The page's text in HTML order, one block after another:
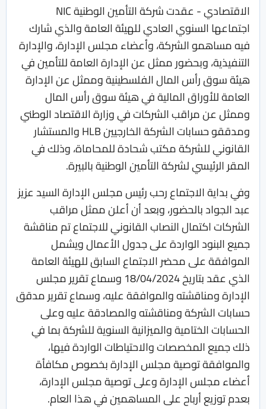
الاقتصادي - عقدت شركة التأمين الوطنية NIC
اجتماعها السنوي العادي للهيئة العامة والذي شارك
فيه مساهمو الشركة، وأعضاء مجلس الإدارة، والإدارة
التنفيذية، وبحضور ممثل عن الإدارة العامة للتأمين في
هيئة سوق رأس المال الفلسطينية وممثل عن الإدارة
العامة للأوراق المالية في هيئة سوق رأس المال
وممثل عن مراقب الشركات في وزارة الاقتصاد الوطني
ومدققو حسابات الشركة الخارجيين HLB والمستشار
القانوني للشركة مكتب شحادة للمحاماة، وذلك في
المقر الرئيسي لشركة التأمين الوطنية بالبيرة.
وفي بداية الاجتماع رحب رئيس مجلس الإدارة السيد عزيز
عبد الجواد بالحضور، وبعد أن أعلن ممثل مراقب
الشركات اكتمال النصاب القانوني للاجتماع تم مناقشة
جميع البنود الواردة على جدول الأعمال ويشمل
الموافقة على محضر الاجتماع السابق للهيئة العامة
الذي عقد بتاريخ 18/04/2024 وسماع تقرير مجلس
الإدارة ومناقشته والموافقة عليه، وسماع تقرير مدقق
حسابات الشركة ومناقشته والمصادقة عليه وعلى
الحسابات الختامية والميزانية السنوية للشركة بما في
ذلك جميع المخصصات والاحتياطات الواردة فيها،
والموافقة توصية مجلس الإدارة بخصوص مكافأة
أعضاء مجلس الإدارة وعلى توصية مجلس الإدارة،
بعدم توزيع أرباح على المساهمين في هذا العام.